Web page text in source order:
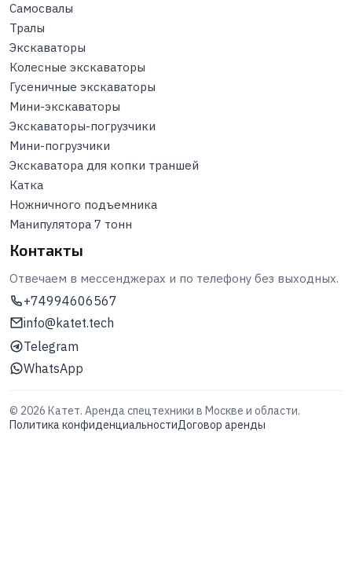
Самосвалы
Тралы
Экскаваторы
Колесные экскаваторы
Гусеничные экскаваторы
Мини-экскаваторы
Экскаваторы-погрузчики
Мини-погрузчики
Экскаватора для копки траншей
Катка
Ножничного подъемника
Манипулятора 7 тонн
Контакты
Отвечаем в мессенджерах и по телефону без выходных.
+74994606567
info@katet.tech
Telegram
WhatsApp
© 2026 Катет. Аренда спецтехники в Москве и области.
Политика конфиденциальностиДоговор аренды